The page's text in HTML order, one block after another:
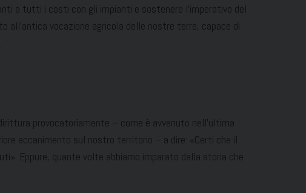
a tutti i costi con gli impianti e sostenere l’imperativo del
all’antica vocazione agricola delle nostre terre, capace di
provocatoriamente – come è avvenuto nell’ultima
accanimento sul nostro territorio – a dire: «Certi che il
Eppure, quante volte abbiamo imparato dalla storia che